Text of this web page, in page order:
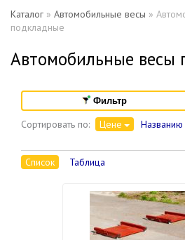
Каталог » Автомобильные весы »
подкладные
Автомобильные весы
Фильтр
Сортировать по: Цене Названию
Список
Таблица